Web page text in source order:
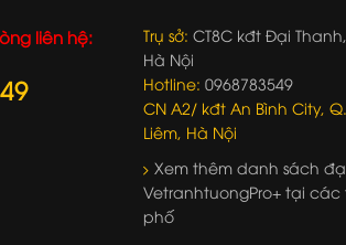
liên hệ: Trụ sở: CT8C kđt Đại
Hà Nội
Hotline: 0968783549
CN A2/ kđt An Bình City,
Liêm, Hà Nội
Xem thêm danh sách
VetranhtuongPro+ tại
phố